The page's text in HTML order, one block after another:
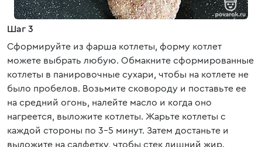
Шаг 3
Сформируйте из фарша котлеты, форму котлет
можете выбрать любую. Обмакните сформированные
котлеты в панировочные сухари, чтобы на котлете не
было пробелов. Возьмите сковороду и поставьте ее
на средний огонь, налейте масло и когда оно
нагреется, выложите котлеты. Жарьте котлеты с
каждой стороны по 3-5 минут. Затем достаньте и
выложите на салфетку, чтобы стек лишний жир.